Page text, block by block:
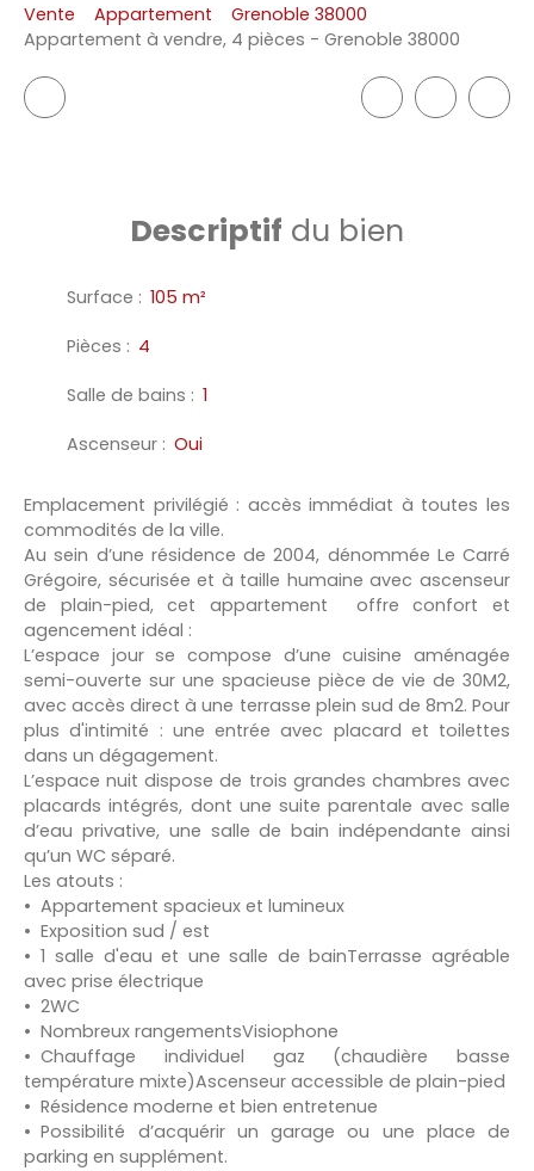
Vente Appartement
Grenoble 38000
Appartement à vendre, 4 pièces - Grenoble 38000
Descriptif du bien
Surface : 105 m²
Pièces : 4
Salle de bains : 1
Ascenseur : Oui
Emplacement privilégié : accès immédiat à toutes les
commodités de la ville.
Au sein d’une résidence de 2004, dénommée Le Carré
Grégoire, sécurisée et à taille humaine avec ascenseur
de plain-pied, cet appartement offre confort et
agencement idéal :
L’espace jour se compose d’une cuisine aménagée
semi-ouverte sur une spacieuse pièce de vie de 30M2,
avec accès direct à une terrasse plein sud de 8m2. Pour
plus d'intimité : une entrée avec placard et toilettes
dans un dégagement.
L’espace nuit dispose de trois grandes chambres avec
placards intégrés, dont une suite parentale avec salle
d’eau privative, une salle de bain indépendante ainsi
qu’un WC séparé.
Les atouts :
Appartement spacieux et lumineux
Exposition sud / est
1 salle d'eau et une salle de bainTerrasse agréable
avec prise électrique
2WC
Nombreux rangementsVisiophone
Chauffage individuel gaz (chaudière basse
température mixte)Ascenseur accessible de plain-pied
Résidence moderne et bien entretenue
Possibilité d’acquérir un garage ou une place de
parking en supplément.